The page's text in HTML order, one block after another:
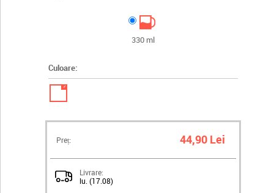
330 ml
Culoare:
✓
Preț: 44,90 Lei
Livrare:
lu. (17.08)